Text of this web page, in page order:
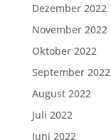
Dezember 2022
November 2022
Oktober 2022
September 2022
August 2022
Juli 2022
Juni 2022